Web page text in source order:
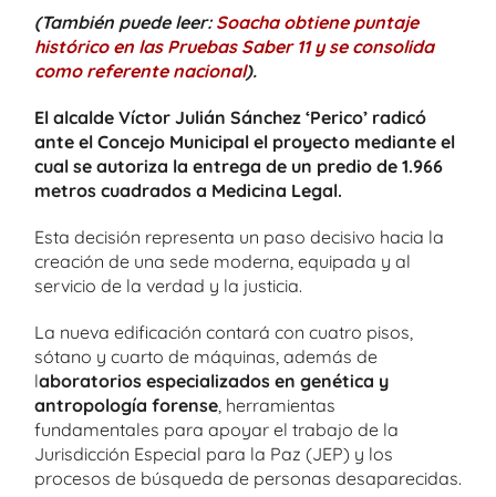
(También puede leer: Soacha obtiene puntaje
histórico en las Pruebas Saber 11 y se consolida
como referente nacional).
El alcalde Víctor Julián Sánchez ‘Perico’ radicó
ante el Concejo Municipal el proyecto mediante el
cual se autoriza la entrega de un predio de 1.966
metros cuadrados a Medicina Legal.
Esta decisión representa un paso decisivo hacia la
creación de una sede moderna, equipada y al
servicio de la verdad y la justicia.
La nueva edificación contará con cuatro pisos,
sótano y cuarto de máquinas, además de
laboratorios especializados en genética y
antropología forense , herramientas
fundamentales para apoyar el trabajo de la
Jurisdicción Especial para la Paz (JEP) y los
procesos de búsqueda de personas desaparecidas.